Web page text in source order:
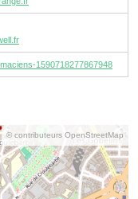
1590718277867948
© contributeurs OpenStreetMap